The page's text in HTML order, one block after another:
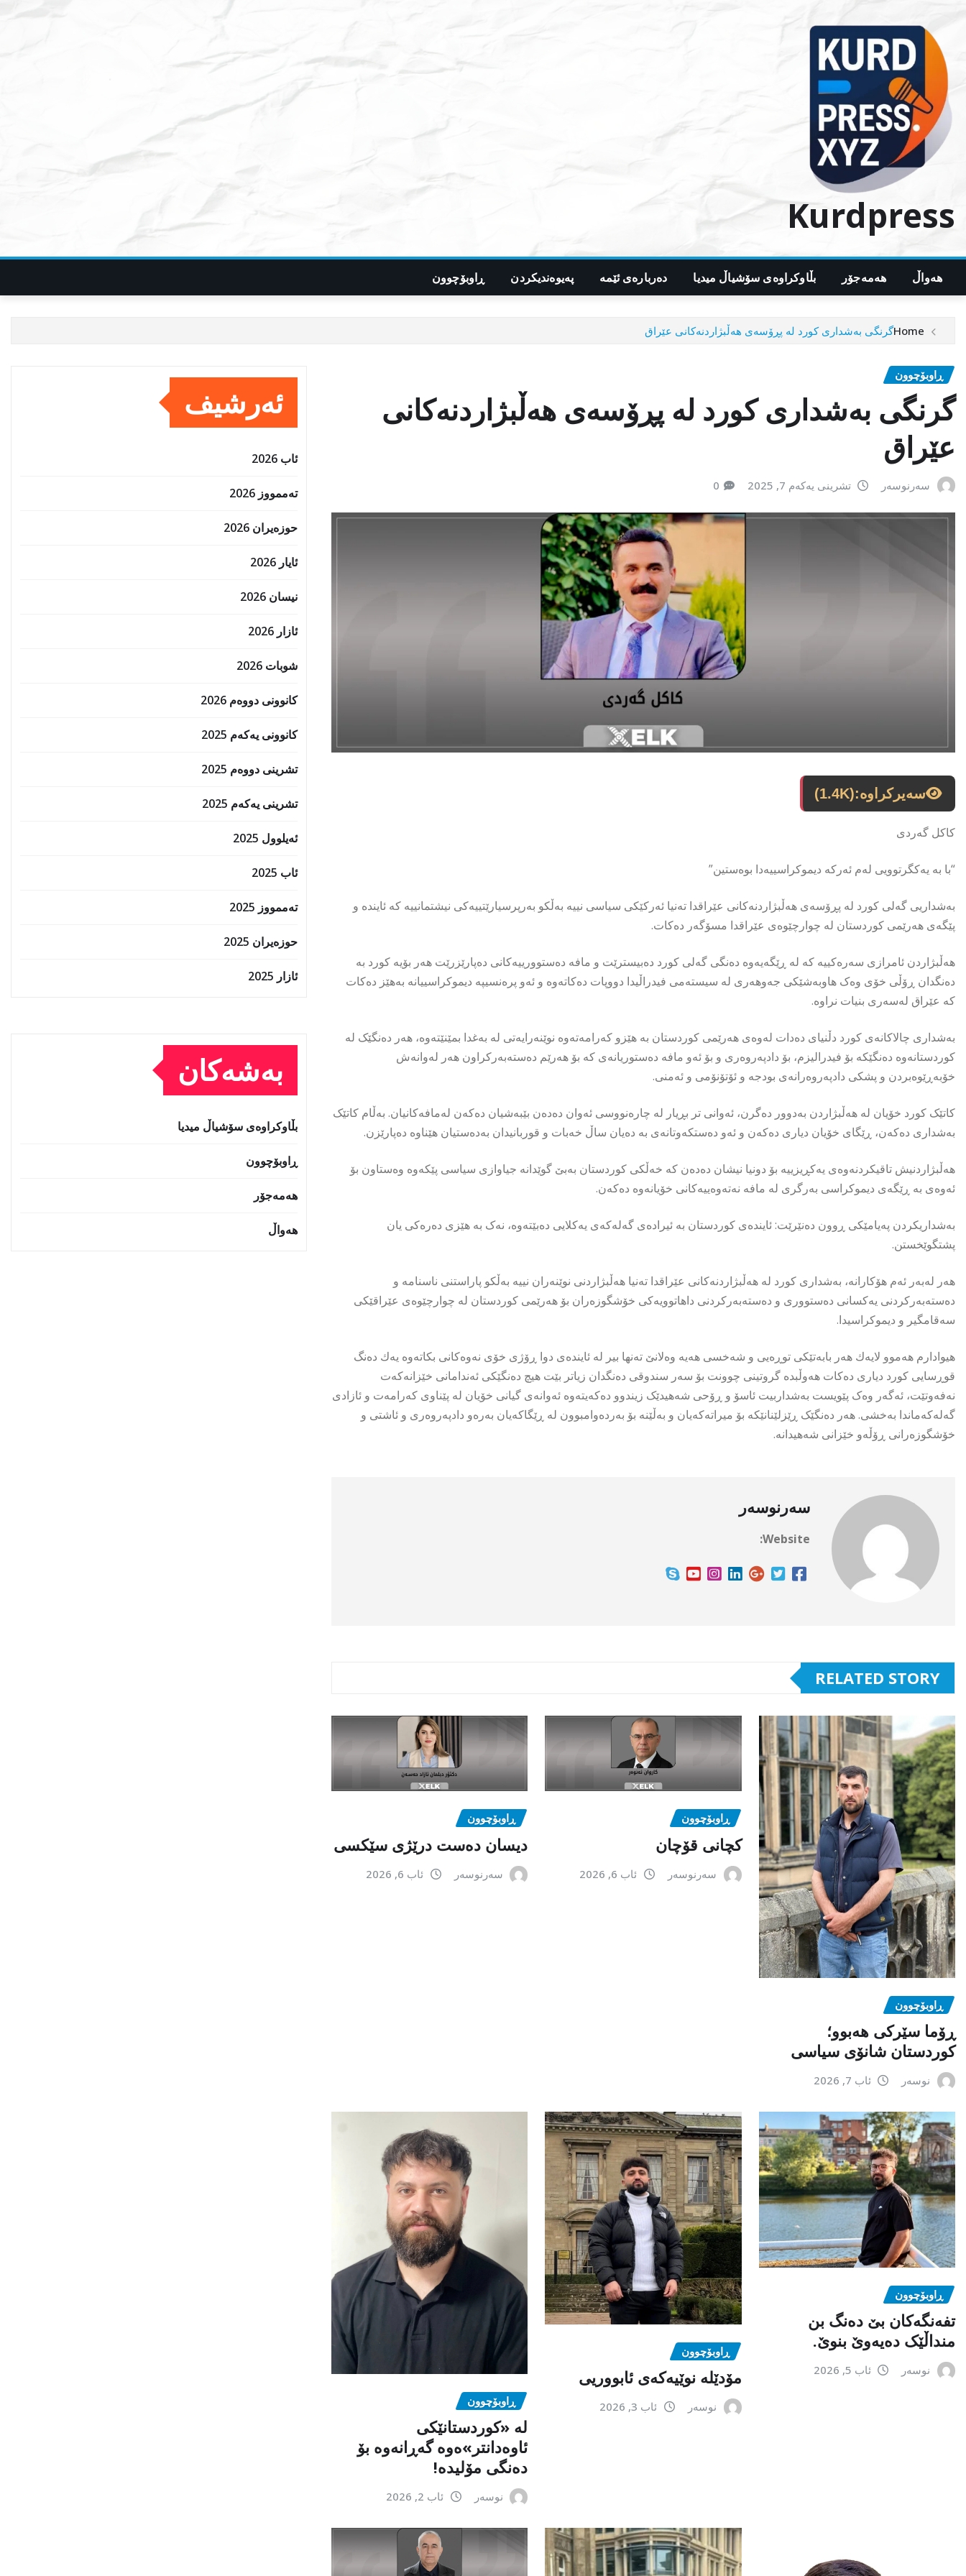
content
Kurdpress
هەواڵ هەمەجۆر بڵاوکراوەی سۆشیاڵ میدیا دەربارەی ئێمە پەیوەندیکردن ڕاوبۆچوون
Homeگرنگی بەشداری کورد لە پڕۆسەی هەڵبژاردنەکانی عێراق
ڕاوبۆچوون
گرنگی بەشداری کورد لە پڕۆسەی هەڵبژاردنەکانی
عێراق
سەرنوسەر تشرینی یەکەم 7, 2025 0
سەیرکراوە:(1.4K)
کاکل گەردی
“با بە یەکگرتوویی لەم ئەرکە دیموکراسییەدا بوەستین”
بەشداریی گەلی کورد لە پڕۆسەی هەڵبژاردنەکانی عێراقدا تەنیا ئەرکێکی سیاسی نییە بەڵکو بەرپرسیارێتییەکی نیشتمانییە کە ئایندە و
پێگەی هەرێمی کوردستان لە چوارچێوەی عێراقدا مسۆگەر دەکات.
هەڵبژاردن ئامرازی سەرەکییە کە لە ڕێگەیەوە دەنگی گەلی کورد دەبیسترێت و مافە دەستوورییەکانی دەپارێزرێت هەر بۆیە کورد بە
دەنگدان ڕۆڵی خۆی وەک هاوبەشێکی جەوهەری لە سیستەمی فیدراڵیدا دووپات دەکاتەوە و ئەو پرەنسیپە دیموکراسییانە بەهێز دەکات
کە عێراق لەسەری بنیات نراوە.
بەشداری چالاکانەی کورد دڵنیای دەدات لەوەی هەرێمی کوردستان بە هێزو کەرامەتەوە نوێنەرایەتی لە بەغدا بمێنێتەوە، هەر دەنگێک لە
کوردستانەوە دەنگێکە بۆ فیدرالیزم، بۆ دادپەروەری و بۆ ئەو مافە دەستوریانەی کە بۆ هەرێم دەستەبەرکراون هەر لەوانەش
خۆبەڕێوەبردن و پشکی دادپەروەرانەی بودجە و ئۆتۆنۆمی و ئەمنی.
کاتێک کورد خۆیان لە هەڵبژاردن بەدوور دەگرن، ئەوانی تر بڕیار لە چارەنووسی ئەوان دەدەن بێبەشیان دەکەن لەمافەکانیان. بەڵام کاتێک
بەشداری دەکەن، ڕێگای خۆیان دیاری دەکەن و ئەو دەستکەوتانەی بە دەیان ساڵ خەبات و قوربانیدان بەدەستیان هێناوە دەپارێزن.
هەڵبژاردنیش تاقیکردنەوەی یەکڕیزییە بۆ دونیا نیشان دەدەن کە خەڵکی کوردستان بەبێ گوێدانە جیاوازی سیاسی پێکەوە وەستاون بۆ
ئەوەی بە ڕێگەی دیموکراسی بەرگری لە مافە نەتەوەییەکانی خۆیانەوە دەکەن.
بەشداریکردن پەیامێکی ڕوون دەنێرێت: ئایندەی کوردستان بە ئیرادەی گەلەکەی یەکلایی دەبێتەوە، نەک بە هێزی دەرەکی یان
پشتگوێخستن.
هەر لەبەر ئەم هۆکارانە، بەشداری کورد لە هەڵبژاردنەکانی عێراقدا تەنیا هەڵبژاردنی نوێنەران نییە بەڵکو پاراستنی ناسنامە و
دەستەبەرکردنی یەکسانی دەستووری و دەستەبەرکردنی داهاتوویەکی خۆشگوزەران بۆ هەرێمی کوردستان لە چوارچێوەی عێراقێکی
سەقامگیر و دیموکراسیدا.
هیوادارم هەموو لایەك هەر بابەتێکی توڕەیی و شەخسی هەیە وەلانێ تەنها بیر لە ئایندەی دوا ڕۆژی خۆی نەوەکانی بکاتەوە یەك دەنگ
قوڕسایی کورد دیاری دەکات هەوڵبدە گروتینی چوونت بۆ سەر سندوقی دەنگدان زیاتر بێت هیچ دەنگێکی ئەندامانی خێزانەکەت
نەفەوتێت، ئەگەر وەک پێویست بەشداربیت ئاسۆ و ڕۆحی شەهیدێک زیندوو دەکەیتەوە ئەوانەی گیانی خۆیان لە پێناوی کەرامەت و ئازادی
گەلەکەماندا بەخشی. هەر دەنگێک ڕێزلێنانێکە بۆ میراتەکەیان و بەڵێنە بۆ بەردەوامبوون لە ڕێگاکەیان بەرەو دادپەروەری و ئاشتی و
خۆشگوزەرانی ڕۆڵەو خێزانی شەهیدانە.
سەرنوسەر
Website:
RELATED STORY
ڕاوبۆچوون
ڕۆما سێرکی هەبوو؛
کوردستان شانۆی سیاسی
نوسەر ئاب 7, 2026
ڕاوبۆچوون
کچانی قۆچان
سەرنوسەر ئاب 6, 2026
ڕاوبۆچوون
دیسان دەست درێژی سێکسی
سەرنوسەر ئاب 6, 2026
ڕاوبۆچوون
تفەنگەکان بێ دەنگ بن
منداڵێک دەیەوێ بنوێ.
نوسەر ئاب 5, 2026
ڕاوبۆچوون
مۆدێلە نوێیەکەى ئابووریی
نوسەر ئاب 3, 2026 ڕاوبۆچوون
لە «کوردستانێکی
ئاوەدانتر»ەوە گەڕانەوە بۆ
دەنگی مۆلیدە!
نوسەر ئاب 2, 2026
ئەرشیف
ئاب 2026
تەممووز 2026
حوزه‌یران 2026
ئایار 2026
نیسان 2026
ئازار 2026
شوبات 2026
کانوونی دووەم 2026
کانوونی یەکەم 2025
تشرینی دووەم 2025
تشرینی یەکەم 2025
ئەیلوول 2025
ئاب 2025
تەممووز 2025
حوزه‌یران 2025
ئازار 2025
بەشەکان
بڵاوکراوەی سۆشیاڵ میدیا
ڕاوبۆچوون
هەمەجۆر
هەواڵ